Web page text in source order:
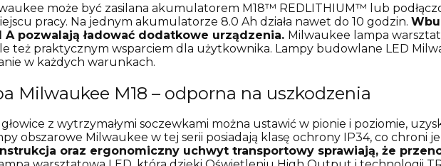
może być zasilana akumulatorem M18™ REDLITHIUM™ lub
pracy. Na jednym akumulatorze 8.0 Ah działa nawet do 10 godzin.
A pozwalają ładować dodatkowe urządzenia. Milwaukee lampa
też praktycznym wsparciem dla użytkownika. Lampy budowlane LED
w każdych warunkach.
Milwaukee M18 – odporna na uszkodzenia
z wytrzymałymi soczewkami można ustawić w pionie i poziomie,
obszarowe Milwaukee w tej serii posiadają klasę ochrony IP34, co chroni
oraz ergonomiczny uchwyt transportowy sprawiają, że